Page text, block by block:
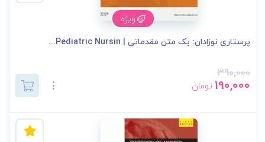
ویژه
پرستاری نوزادان: یک متن مقدماتی | Pediatric Nursin...
390,000
190,000 تومان